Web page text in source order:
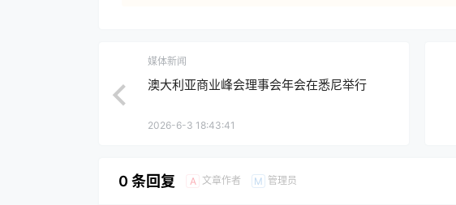
媒体新闻
澳大利亚商业峰会理事会年会在悉尼举行
2026-6-3 18:43:41
0 条回复 A 文章作者 M 管理员